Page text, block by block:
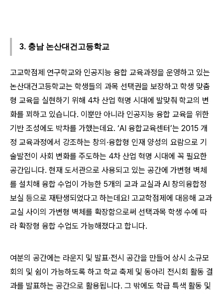
3. 충남 논산대건고등학교
고교학점제 연구학교와 인공지능 융합 교육과정을 운영하고 있는
논산대건고등학교는 학생들의 과목 선택권을 보장하고 학생 맞춤
형 교육을 실현하기 위해 4차 산업 혁명 시대에 발맞춰 학교의 변
화를 꾀하고 있습니다. 이뿐만 아니라 인공지능 융합 교육을 위한
기반 조성에도 박차를 가했는데요. ‘AI 융합교육센터’는 2015 개
정 교육과정에서 강조하는 창의·융합형 인재 양성의 요람으로 기
술발전이 사회 변화를 주도하는 4차 산업 혁명 시대에 꼭 필요한
공간입니다. 현재 도서관으로 사용되고 있는 공간에 가변형 벽체
를 설치해 융합 수업이 가능한 5개의 교과 교실과 AI 창의융합정
보실 등으로 재탄생되었다고 하는데요! 고교학점제에 대응해 교과
교실 사이의 가변형 벽체를 확장함으로써 선택과목 학생 수에 따
라 확장형 융합 수업도 가능해졌다고 합니다.
여분의 공간에는 라운지 및 발표·전시 공간을 만들어 상시 소규모
회의 및 쉼이 가능하도록 하고 학교 축제 및 동아리 전시회 활동 결
과를 발표하는 공간으로 활용됩니다. 그 밖에도 학급 특색 활동 및